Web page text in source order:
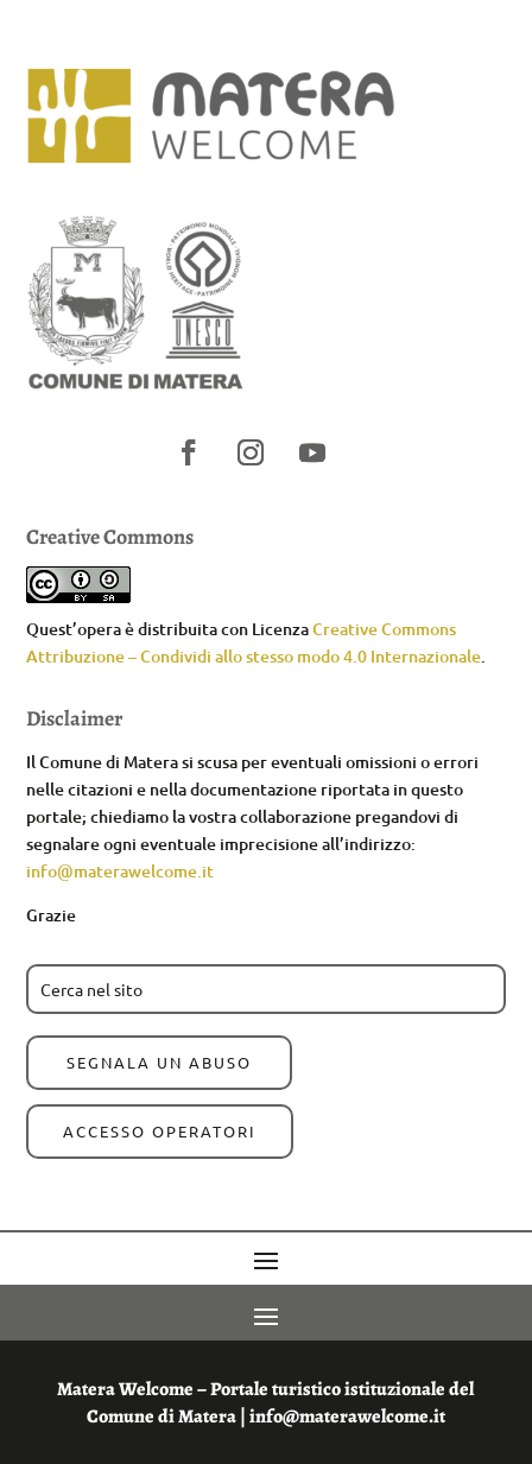
Creative Commons
Quest’opera è distribuita con LicenzaCreative Commons
Attribuzione – Condividi allo stesso modo 4.0 Internazionale.
Disclaimer
Il Comune di Matera si scusa per eventuali omissioni o errori
nelle citazioni e nella documentazione riportata in questo
portale; chiediamo la vostra collaborazione pregandovi di
segnalare ogni eventuale imprecisione all’indirizzo:
info@materawelcome.it
Grazie
SEGNALA UN ABUSO
ACCESSO OPERATORI
Matera Welcome – Portale turistico istituzionale del
Comune di Matera | info@materawelcome.it